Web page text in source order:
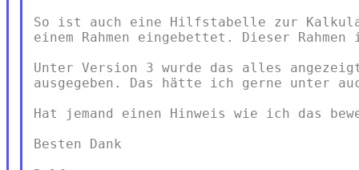
So ist auch eine Hilfstabelle zur
einem Rahmen eingebettet. Dieser
Unter Version 3 wurde das alles
ausgegeben. Das hätte ich gerne unter
Hat jemand einen Hinweis wie ich das
Besten Dank